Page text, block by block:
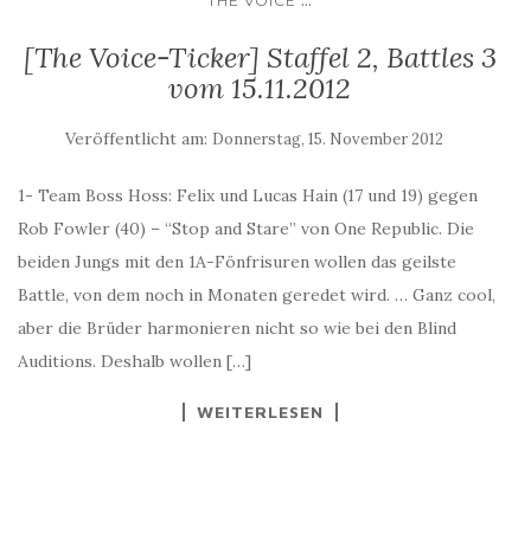
[The Voice-Ticker] Staffel 2, Battles 3
vom 15.11.2012
Veröffentlicht am: Donnerstag, 15. November 2012
1- Team Boss Hoss: Felix und Lucas Hain (17 und 19) gegen
Rob Fowler (40) – “Stop and Stare” von One Republic. Die
beiden Jungs mit den 1A-Fönfrisuren wollen das geilste
Battle, von dem noch in Monaten geredet wird. … Ganz cool,
aber die Brüder harmonieren nicht so wie bei den Blind
Auditions. Deshalb wollen […]
WEITERLESEN